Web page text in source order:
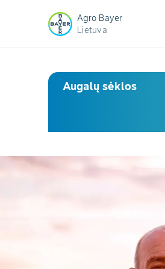
Agro Bayer
Lietuva
Augalų sėklos
Slide 1 of 3